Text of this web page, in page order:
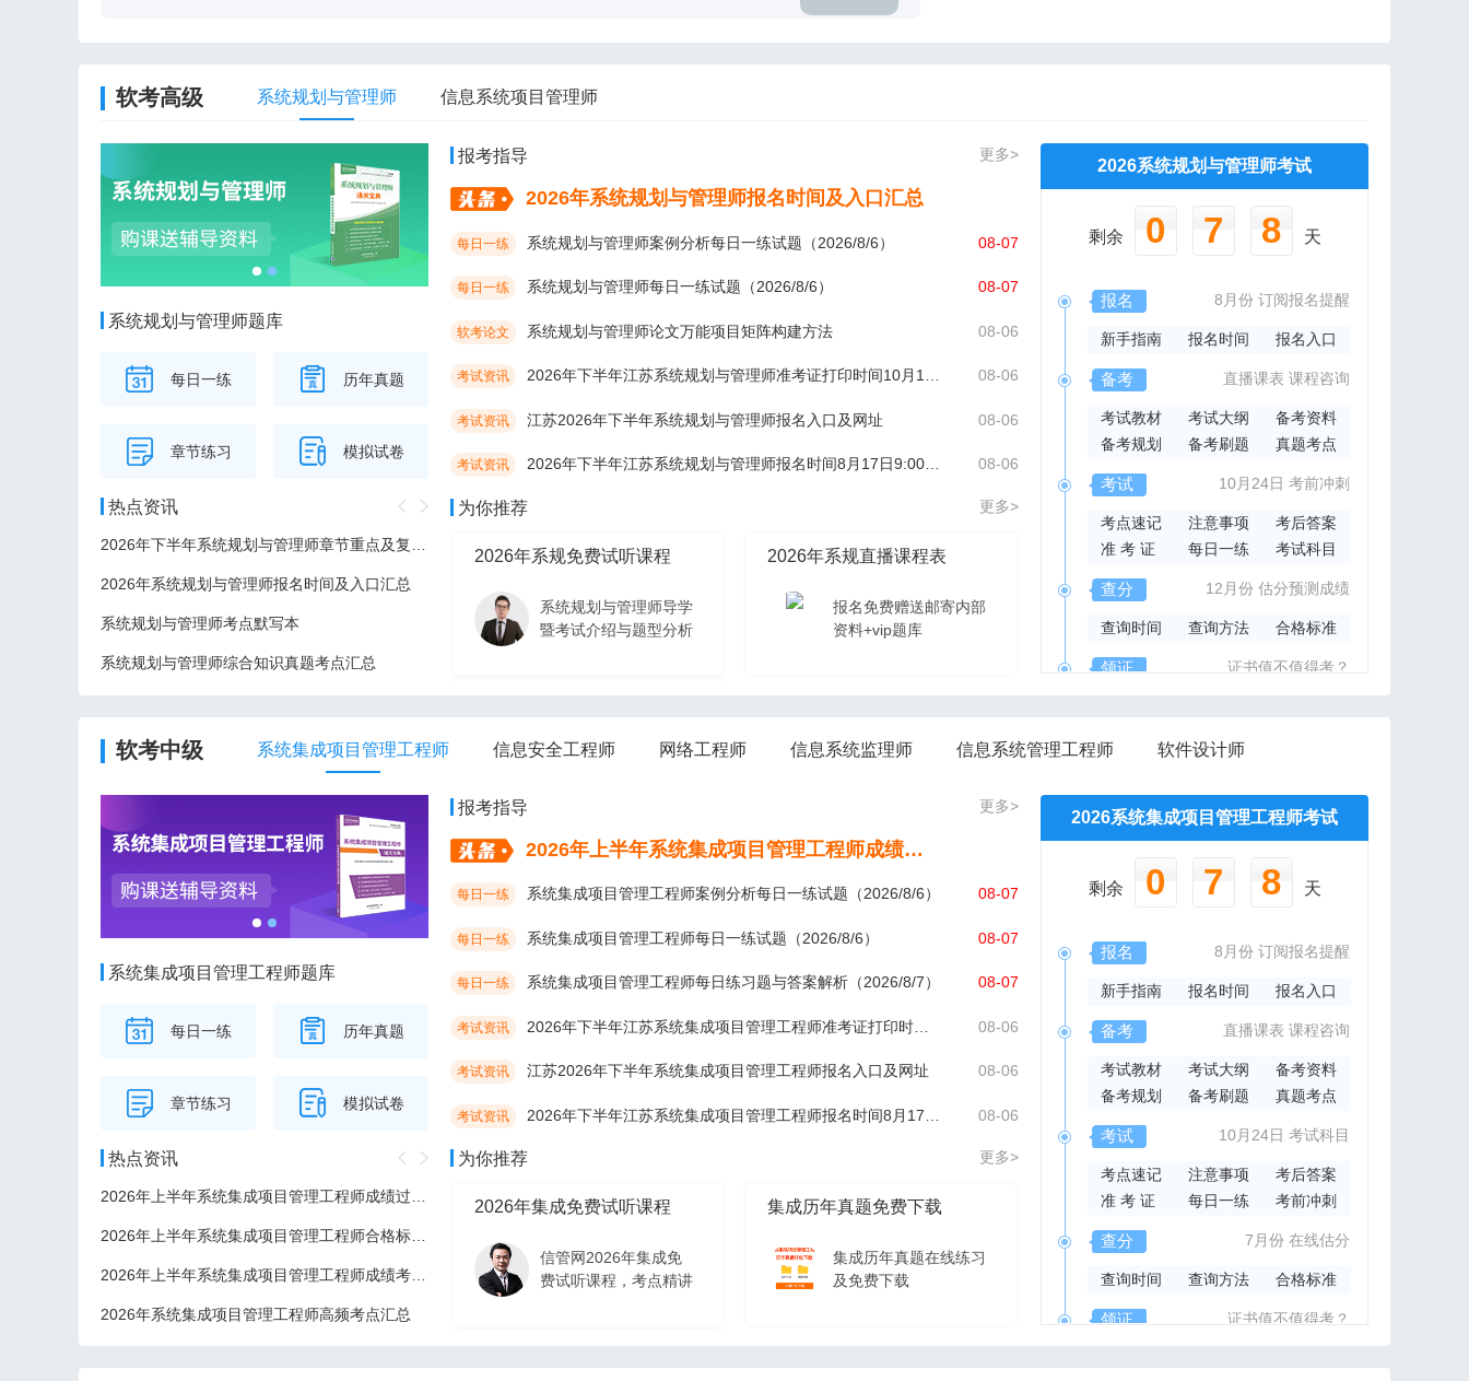
软考高级 系统规划与管理师 信息系统项目管理师
系统规划与管理师题库
每日一练 历年真题
章节练习 模拟试卷
热点资讯
2026年系统规划与管理师报名时间及入口汇总
系统规划与管理师考点默写本
系统规划与管理师综合知识真题考点汇总
报考指导 更多>
2026年系统规划与管理师报名时间及入口汇总
每日一练 系统规划与管理师案例分析每日一练试题（2026/8/6） 08-07
每日一练 系统规划与管理师每日一练试题（2026/8/6） 08-07
软考论文 系统规划与管理师论文万能项目矩阵构建方法 08-06
考试资讯 08-06
考试资讯 江苏2026年下半年系统规划与管理师报名入口及网址 08-06
考试资讯 08-06
为你推荐 更多>
2026年系规免费试听课程
系统规划与管理师导学
暨考试介绍与题型分析
2026年系规直播课程表
报名免费赠送邮寄内部
资料+vip题库
2026年系规内部辅导资料
报班免费邮寄辅导资料
信管网精心组编资料集
系统规划与管理师导学
2026系统规划与管理师考试
剩余 0 7 8 天
报名 8月份 订阅报名提醒
新手指南 报名时间 报名入口
备考 直播课表 课程咨询
考试教材 考试大纲
备考资料
备考规划
备考刷题 真题考点
考试 10月24日 考前冲刺
考点速记 注意事项
考后答案
准 考 证
每日一练 考试科目
查分 12月份 估分预测成绩
查询时间 查询方法 合格标准
领证 证书值不值得考？
软考中级 系统集成项目管理工程师 信息安全工程师 网络工程师 信息系统监理师 信息系统管理工程师 软件设计师
系统集成项目管理工程师题库
每日一练 历年真题
章节练习 模拟试卷
热点资讯
2026年系统集成项目管理工程师高频考点汇总
报考指导 更多>
2026年上半年系统集成项目管理工程师成绩考后多久公布？
每日一练 系统集成项目管理工程师案例分析每日一练试题（2026/8/6） 08-07
每日一练 系统集成项目管理工程师每日一练试题（2026/8/6） 08-07
每日一练 系统集成项目管理工程师每日练习题与答案解析（2026/8/7） 08-07
考试资讯 08-06
考试资讯 江苏2026年下半年系统集成项目管理工程师报名入口及网址 08-06
考试资讯 08-06
为你推荐 更多>
2026年集成免费试听课程
信管网2026年集成免
费试听课程，考点精讲
集成历年真题免费下载
集成历年真题在线练习
及免费下载
2026年集成官方指导书
2026系统集成项目管
理工程师官方指导教材
2026系统集成项目管理工程师考试
剩余 0 7 8 天
报名 8月份 订阅报名提醒
新手指南 报名时间 报名入口
备考 直播课表 课程咨询
考试教材 考试大纲
备考资料
备考规划
备考刷题 真题考点
考试 10月24日 考试科目
考点速记 注意事项
考后答案
准 考 证
每日一练 考前冲刺
查分 7月份 在线估分
查询时间 查询方法 合格标准
领证 证书值不值得考？